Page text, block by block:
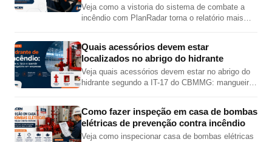
Veja como a vistoria do sistema de combate a
incêndio com PlanRadar torna o relatório mais
Quais acessórios devem estar
localizados no abrigo do hidrante
Veja quais acessórios devem estar no abrigo do
hidrante segundo a IT-17 do CBMMG: mangueira,
Como fazer inspeção em casa de bombas
elétricas de prevenção contra incêndio
Veja como inspecionar casa de bombas elétricas